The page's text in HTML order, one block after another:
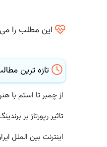
این مطلب را می
تازه ترین
از چمبر تا استم با
تاثیر رپورتاژ بر
اینترنت بین الملل